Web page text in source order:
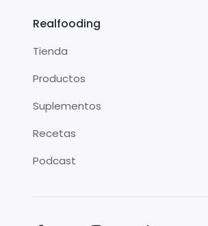
Realfooding
Tienda
Productos
Suplementos
Recetas
Podcast